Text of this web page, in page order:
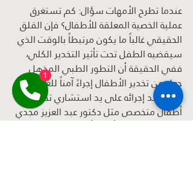
عندما تطرح الأمهات سؤال: كم تستغرق
عملية الخصية المعلقة للأطفال؟ فإن القلق
الحقيقي غالباً ما يكون مرتبطاً بالوقت الذي
سيقضيه الطفل تحت تأثير التخدير الكلي،
ففي الحقيقة أن التطور الطبي المذهل
جعل من تخدير الأطفال إجراءً آمناً للغاية،
خاصة عند إجرائه على يد استشاري تخدير
أطفال متخصص مثل دكتور عبد العزيز مجدي
وفي مركز مجهز بأحدث أجهزة المراقبة.
1